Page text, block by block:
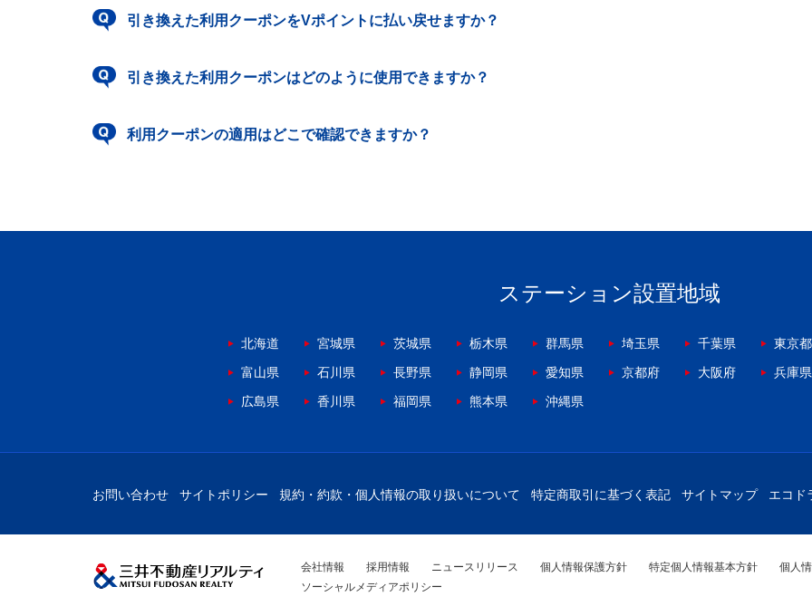
引き換えた利用クーポンをVポイントに払い戻せますか？
引き換えた利用クーポンはどのように使用できますか？
利用クーポンの適用はどこで確認できますか？
ステーション設置地域
北海道 宮城県 茨城県 栃木県 群馬県 埼玉県 千葉県
東京都
富山県
石川県 長野県 静岡県 愛知県 京都府 大阪府
兵庫県
広島県
香川県 福岡県 熊本県 沖縄県
お問い合わせ サイトポリシー 規約・約款・個人情報の取り扱いについて 特定商取引に基づく表記 サイトマップ エコド
会社情報 採用情報 ニュースリリース 個人情報保護方針 特定個人情報基本方針
個人
ソーシャルメディアポリシー